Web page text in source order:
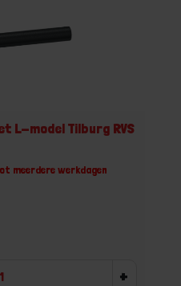
L-model Tilburg RVS
meerdere werkdagen
+